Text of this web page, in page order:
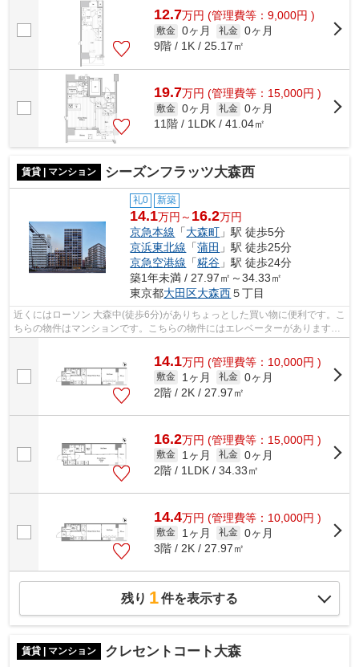
12.7万円 (管理費等：9,000円 )
敷金 0ヶ月 礼金 0ヶ月
9階 / 1K / 25.17㎡
19.7万円 (管理費等：15,000円 )
敷金 0ヶ月 礼金 0ヶ月
11階 / 1LDK / 41.04㎡
賃貸 | マンション シーズンフラッツ大森西
礼0 新築
14.1万円～ 16.2万円
京急本線 「大森町 」駅 徒歩5分
京浜東北線 「蒲田 」駅 徒歩25分
京急空港線 「糀谷 」駅 徒歩24分
築1年未満 / 27.97㎡～34.33㎡
東京都大田区大森西５丁目
近くにはローソン 大森中(徒歩6分)がありちょっとした買い物に便利です。こ
ちらの物件はマンションです。こちらの物件にはエレベーターがあります。
14.1万円 (管理費等：10,000円 )
敷金 1ヶ月 礼金 0ヶ月
2階 / 2K / 27.97㎡
16.2万円 (管理費等：15,000円 )
敷金 1ヶ月 礼金 0ヶ月
2階 / 1LDK / 34.33㎡
14.4万円 (管理費等：10,000円 )
敷金 1ヶ月 礼金 0ヶ月
3階 / 2K / 27.97㎡
残り 1件を表示する
賃貸 | マンション クレセントコート大森